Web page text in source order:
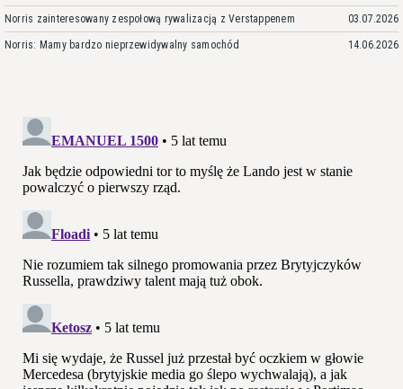
Norris zainteresowany zespołową rywalizacją z Verstappenem 03.07.2026
Norris: Mamy bardzo nieprzewidywalny samochód 14.06.2026